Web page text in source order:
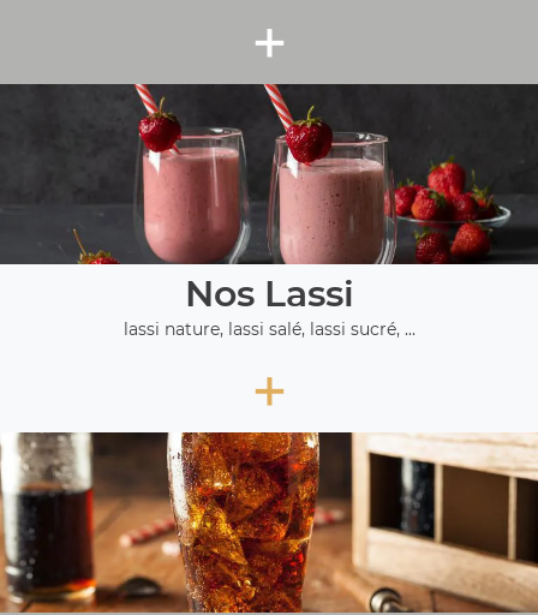
+
Nos Lassi
lassi nature, lassi salé, lassi sucré, ...
+